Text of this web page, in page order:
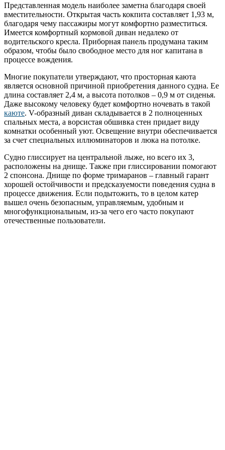
Представленная модель наиболее заметна благодаря своей
вместительности. Открытая часть кокпита составляет 1,93 м,
благодаря чему пассажиры могут комфортно разместиться.
Имеется комфортный кормовой диван недалеко от
водительского кресла. Приборная панель продумана таким
образом, чтобы было свободное место для ног капитана в
процессе вождения.
Многие покупатели утверждают, что просторная каюта
является основной причиной приобретения данного судна. Ее
длина составляет 2,4 м, а высота потолков – 0,9 м от сиденья.
Даже высокому человеку будет комфортно ночевать в такой
каюте. V-образный диван складывается в 2 полноценных
спальных места, а ворсистая обшивка стен придает виду
комнатки особенный уют. Освещение внутри обеспечивается
за счет специальных иллюминаторов и люка на потолке.
Судно глиссирует на центральной лыже, но всего их 3,
расположены на днище. Также при глиссировании помогают
2 спонсона. Днище по форме тримаранов – главный гарант
хорошей остойчивости и предсказуемости поведения судна в
процессе движения. Если подытожить, то в целом катер
вышел очень безопасным, управляемым, удобным и
многофункциональным, из-за чего его часто покупают
отечественные пользователи.